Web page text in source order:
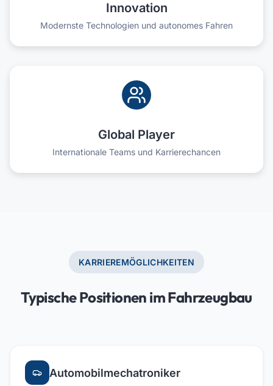
Innovation
Modernste Technologien und autonomes Fahren
Global Player
Internationale Teams und Karrierechancen
KARRIEREMÖGLICHKEITEN
Typische Positionen im Fahrzeugbau
Automobilmechatroniker